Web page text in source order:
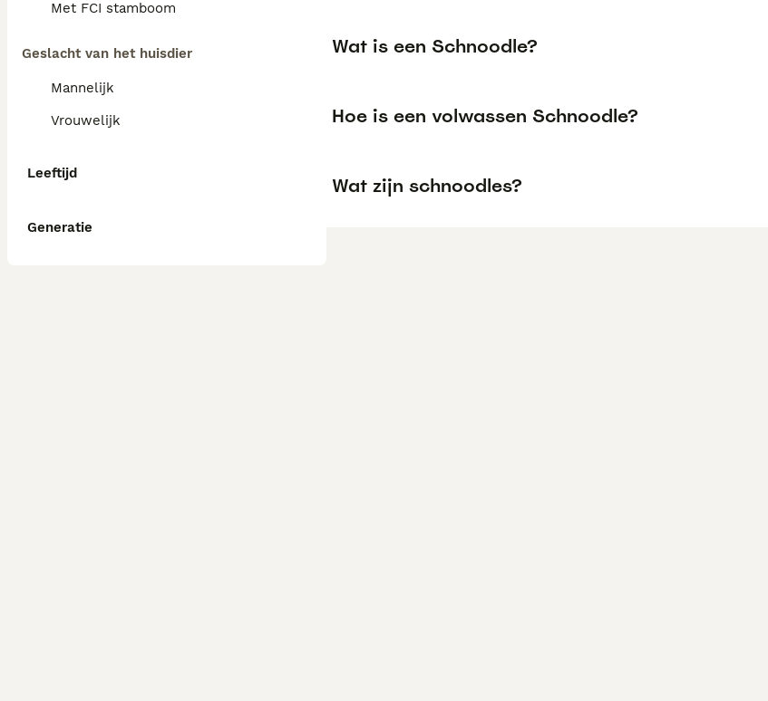
Met FCI stamboom
Geslacht van het huisdier
Mannelijk
Vrouwelijk
Leeftijd
Generatie
Wat is een Schnoodle?
Hoe is een volwassen Schnoodle?
Wat zijn schnoodles?